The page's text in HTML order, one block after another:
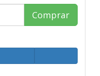
Comprar